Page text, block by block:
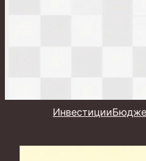
Инвестиции